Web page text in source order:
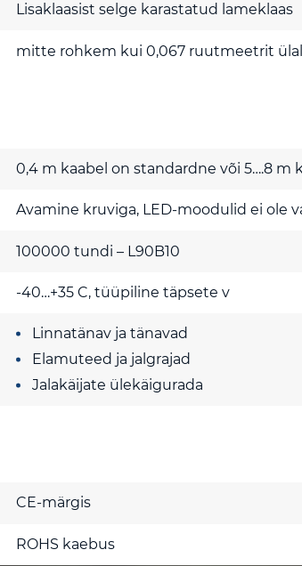
Lisaklaasist selge karastatud lameklaas
mitte rohkem kui 0,067 ruutmeetrit
0,4 m kaabel on standardne või 5….8 m
Avamine kruviga, LED-moodulid ei ole
100000 tundi – L90B10
-40…+35 C, tüüpiline täpsete v
Linnatänav ja tänavad
Elamuteed ja jalgrajad
Jalakäijate ülekäigurada
CE-märgis
ROHS kaebus